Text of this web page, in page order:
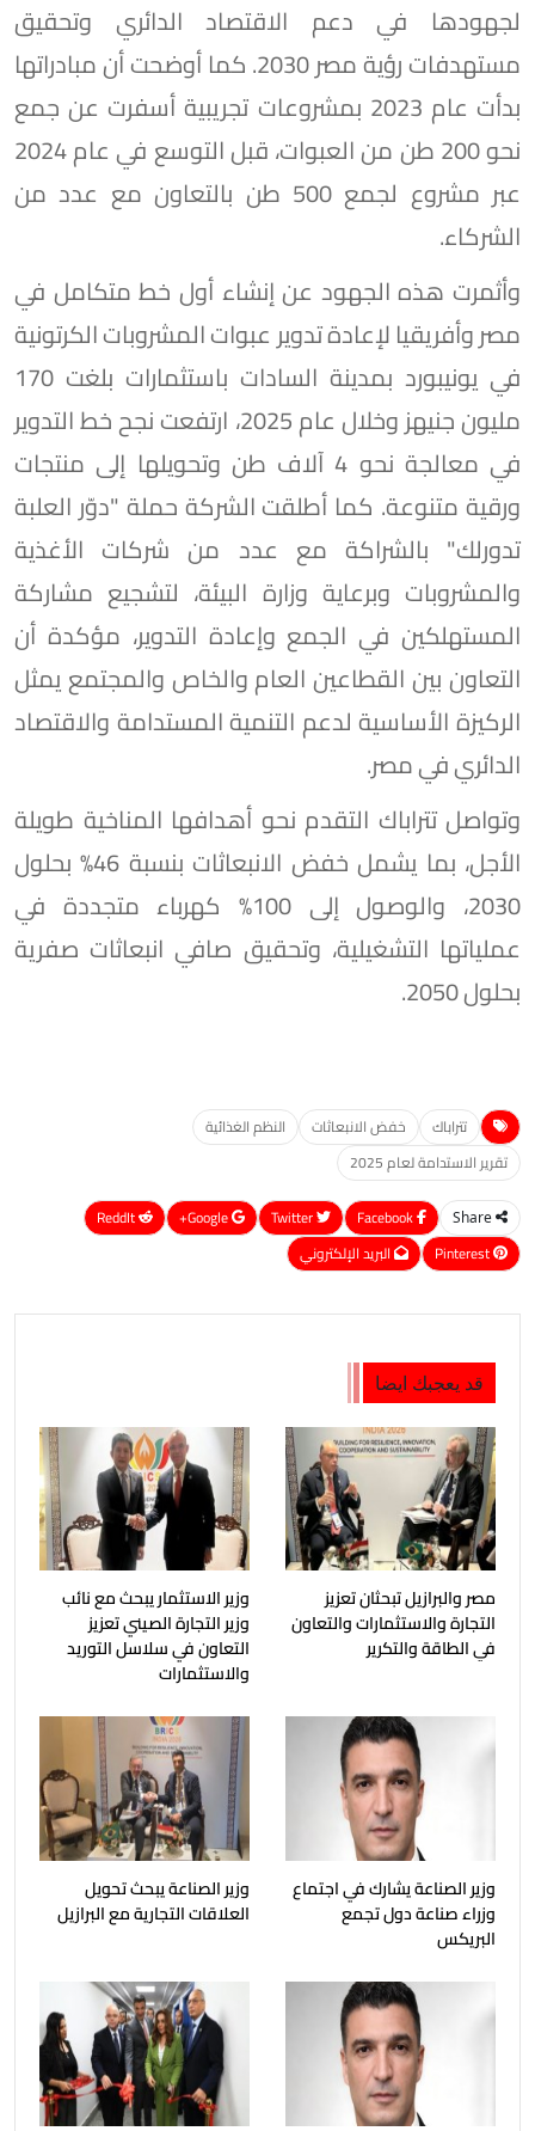
لجهودها في دعم الاقتصاد الدائري وتحقيق
مستهدفات رؤية مصر 2030. كما أوضحت أن مبادراتها
بدأت عام 2023 بمشروعات تجريبية أسفرت عن جمع
نحو 200 طن من العبوات، قبل التوسع في عام 2024
عبر مشروع لجمع 500 طن بالتعاون مع عدد من
الشركاء.
وأثمرت هذه الجهود عن إنشاء أول خط متكامل في
مصر وأفريقيا لإعادة تدوير عبوات المشروبات الكرتونية
في يونيبورد بمدينة السادات باستثمارات بلغت 170
مليون جنيهز وخلال عام 2025، ارتفعت نجح خط التدوير
في معالجة نحو 4 آلاف طن وتحويلها إلى منتجات
ورقية متنوعة. كما أطلقت الشركة حملة "دوّر العلبة
تدورلك" بالشراكة مع عدد من شركات الأغذية
والمشروبات وبرعاية وزارة البيئة، لتشجيع مشاركة
المستهلكين في الجمع وإعادة التدوير، مؤكدة أن
التعاون بين القطاعين العام والخاص والمجتمع يمثل
الركيزة الأساسية لدعم التنمية المستدامة والاقتصاد
الدائري في مصر.
وتواصل تتراباك التقدم نحو أهدافها المناخية طويلة
الأجل، بما يشمل خفض الانبعاثات بنسبة 46% بحلول
2030، والوصول إلى 100% كهرباء متجددة في
عملياتها التشغيلية، وتحقيق صافي انبعاثات صفرية
بحلول 2050.
تتراباك خفض الانبعاثات
النظم الغذائية
تقرير الاستدامة لعام 2025
Share
Google+
ReddIt
Pinterest
البريد الإلكتروني
قد يعجبك ايضا
مصر والبرازيل تبحثان تعزيز
التجارة والاستثمارات والتعاون
في الطاقة والتكرير
وزير الاستثمار يبحث مع نائب
وزير التجارة الصيني تعزيز
التعاون في سلاسل التوريد
والاستثمارات
وزير الصناعة يشارك في اجتماع
وزراء صناعة دول تجمع
البريكس
وزير الصناعة يبحث تحويل
العلاقات التجارية مع البرازيل